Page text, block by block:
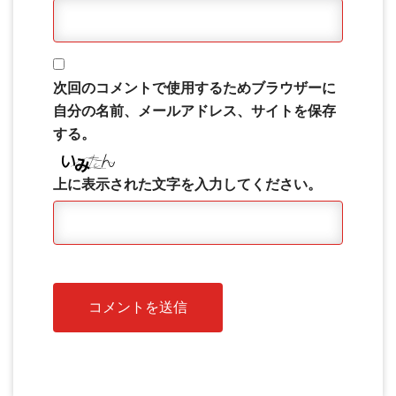
次回のコメントで使用するためブラウザーに
自分の名前、メールアドレス、サイトを保存
する。
上に表示された文字を入力してください。